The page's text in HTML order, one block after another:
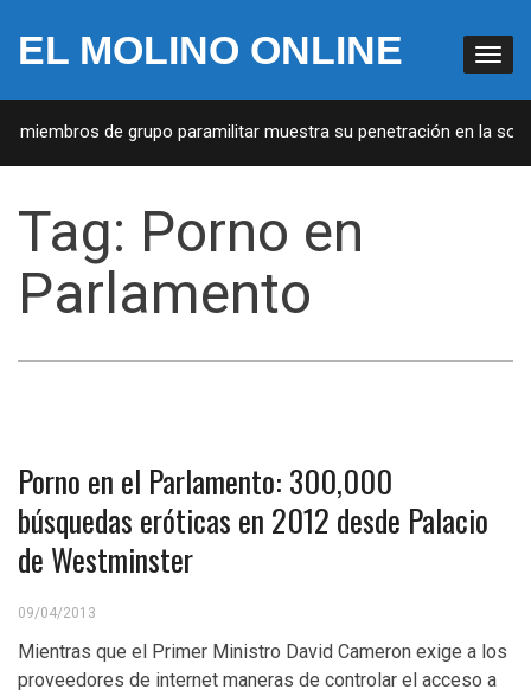
EL MOLINO ONLINE
de grupo paramilitar muestra su penetración en la
Tag: Porno en
Parlamento
Porno en el Parlamento: 300,000
búsquedas eróticas en 2012 desde Palacio
de Westminster
09/04/2013
Mientras que el Primer Ministro David Cameron exige a los
proveedores de internet maneras de controlar el acceso a